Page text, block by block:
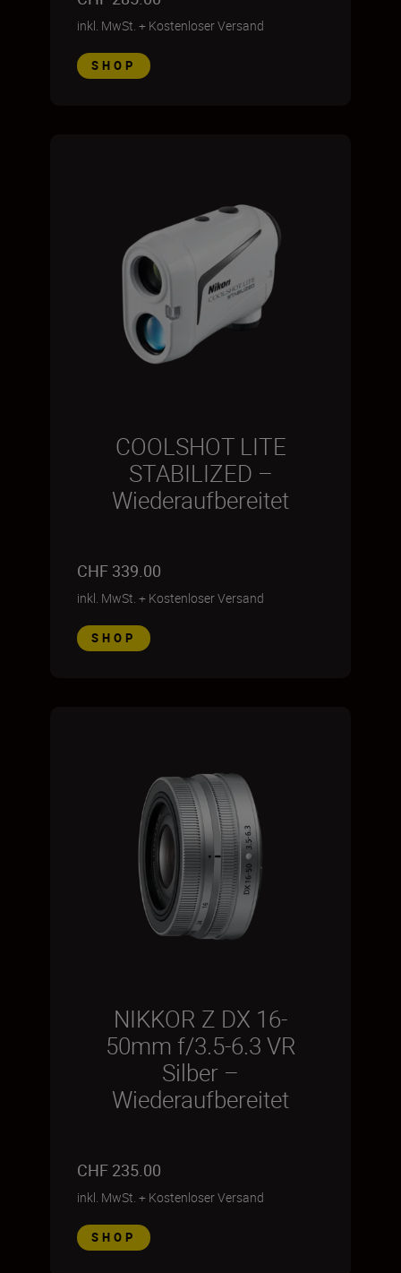
inkl. MwSt. + Kostenloser Versand
SHOP
COOLSHOT LITE
STABILIZED –
Wiederaufbereitet
CHF 339.00
inkl. MwSt. + Kostenloser Versand
SHOP
NIKKOR Z DX 16-
50mm f/3.5-6.3 VR
Silber –
Wiederaufbereitet
CHF 235.00
inkl. MwSt. + Kostenloser Versand
SHOP